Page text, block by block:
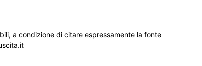
a condizione di citare espressamente la fonte